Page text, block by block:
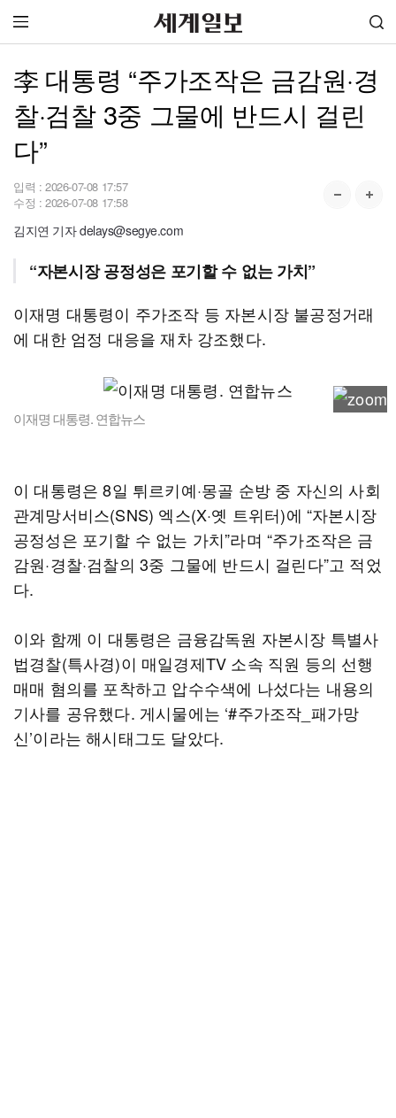
李 대통령 “주가조작은 금감원·경
찰·검찰 3중 그물에 반드시 걸린
다”
입력 : 2026-07-08 17:57
수정 : 2026-07-08 17:58
김지연 기자 delays@segye.com
“자본시장 공정성은 포기할 수 없는 가치”
이재명 대통령이 주가조작 등 자본시장 불공정거래
에 대한 엄정 대응을 재차 강조했다.
이재명 대통령. 연합뉴스
이 대통령은 8일 튀르키예·몽골 순방 중 자신의 사회
관계망서비스(SNS) 엑스(X·옛 트위터)에 “자본시장
공정성은 포기할 수 없는 가치”라며 “주가조작은 금
감원·경찰·검찰의 3중 그물에 반드시 걸린다”고 적었
다.
이와 함께 이 대통령은 금융감독원 자본시장 특별사
법경찰(특사경)이 매일경제TV 소속 직원 등의 선행
매매 혐의를 포착하고 압수수색에 나섰다는 내용의
기사를 공유했다. 게시물에는 ‘#주가조작_패가망
신’이라는 해시태그도 달았다.